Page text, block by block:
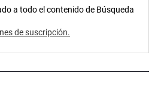
a todo el contenido de Búsqueda
de suscripción.